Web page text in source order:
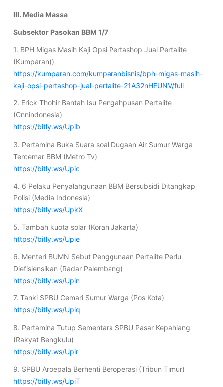
III. Media Massa
Subsektor Pasokan BBM 1/7
1. BPH Migas Masih Kaji Opsi Pertashop Jual Pertalite
(Kumparan))
https://kumparan.com/kumparanbisnis/bph-migas-masih-
kaji-opsi-pertashop-jual-pertalite-21A32nHEUNV/full
2. Erick Thohir Bantah Isu Pengahpusan Pertalite
(Cnnindonesia)
https://bitly.ws/Upib
3. Pertamina Buka Suara soal Dugaan Air Sumur Warga
Tercemar BBM (Metro Tv)
https://bitly.ws/Upic
4. 6 Pelaku Penyalahgunaan BBM Bersubsidi Ditangkap
Polisi (Media Indonesia)
https://bitly.ws/UpkX
5. Tambah kuota solar (Koran Jakarta)
https://bitly.ws/Upie
6. Menteri BUMN Sebut Penggunaan Pertalite Perlu
Diefisiensikan (Radar Palembang)
https://bitly.ws/Upin
7. Tanki SPBU Cemari Sumur Warga (Pos Kota)
https://bitly.ws/Upiq
8. Pertamina Tutup Sementara SPBU Pasar Kepahiang
(Rakyat Bengkulu)
https://bitly.ws/Upir
9. SPBU Aroepala Berhenti Beroperasi (Tribun Timur)
https://bitly.ws/UpiT